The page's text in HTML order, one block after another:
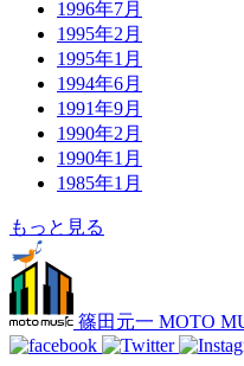
1996年7月
1995年2月
1995年1月
1994年6月
1991年9月
1990年2月
1990年1月
1985年1月
もっと見る
篠田元一 MOTO